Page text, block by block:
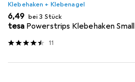
Klebehaken + Klebenagel
EUR
6,49 bei 3 Stück
tesa Powerstrips Klebehaken Small
11